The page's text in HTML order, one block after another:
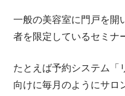
一般の美容室に門戸を開
者を限定しているセミナ
たとえば予約システム「
向けに毎月のようにサロ